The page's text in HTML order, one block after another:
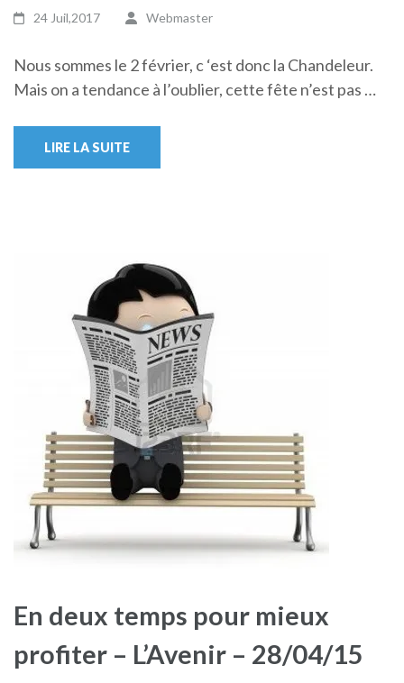
24 Juil,2017 Webmaster
Nous sommes le 2 février, c ‘est donc la Chandeleur.
Mais on a tendance à l’oublier, cette fête n’est pas …
LIRE LA SUITE
En deux temps pour mieux
profiter – L’Avenir – 28/04/15